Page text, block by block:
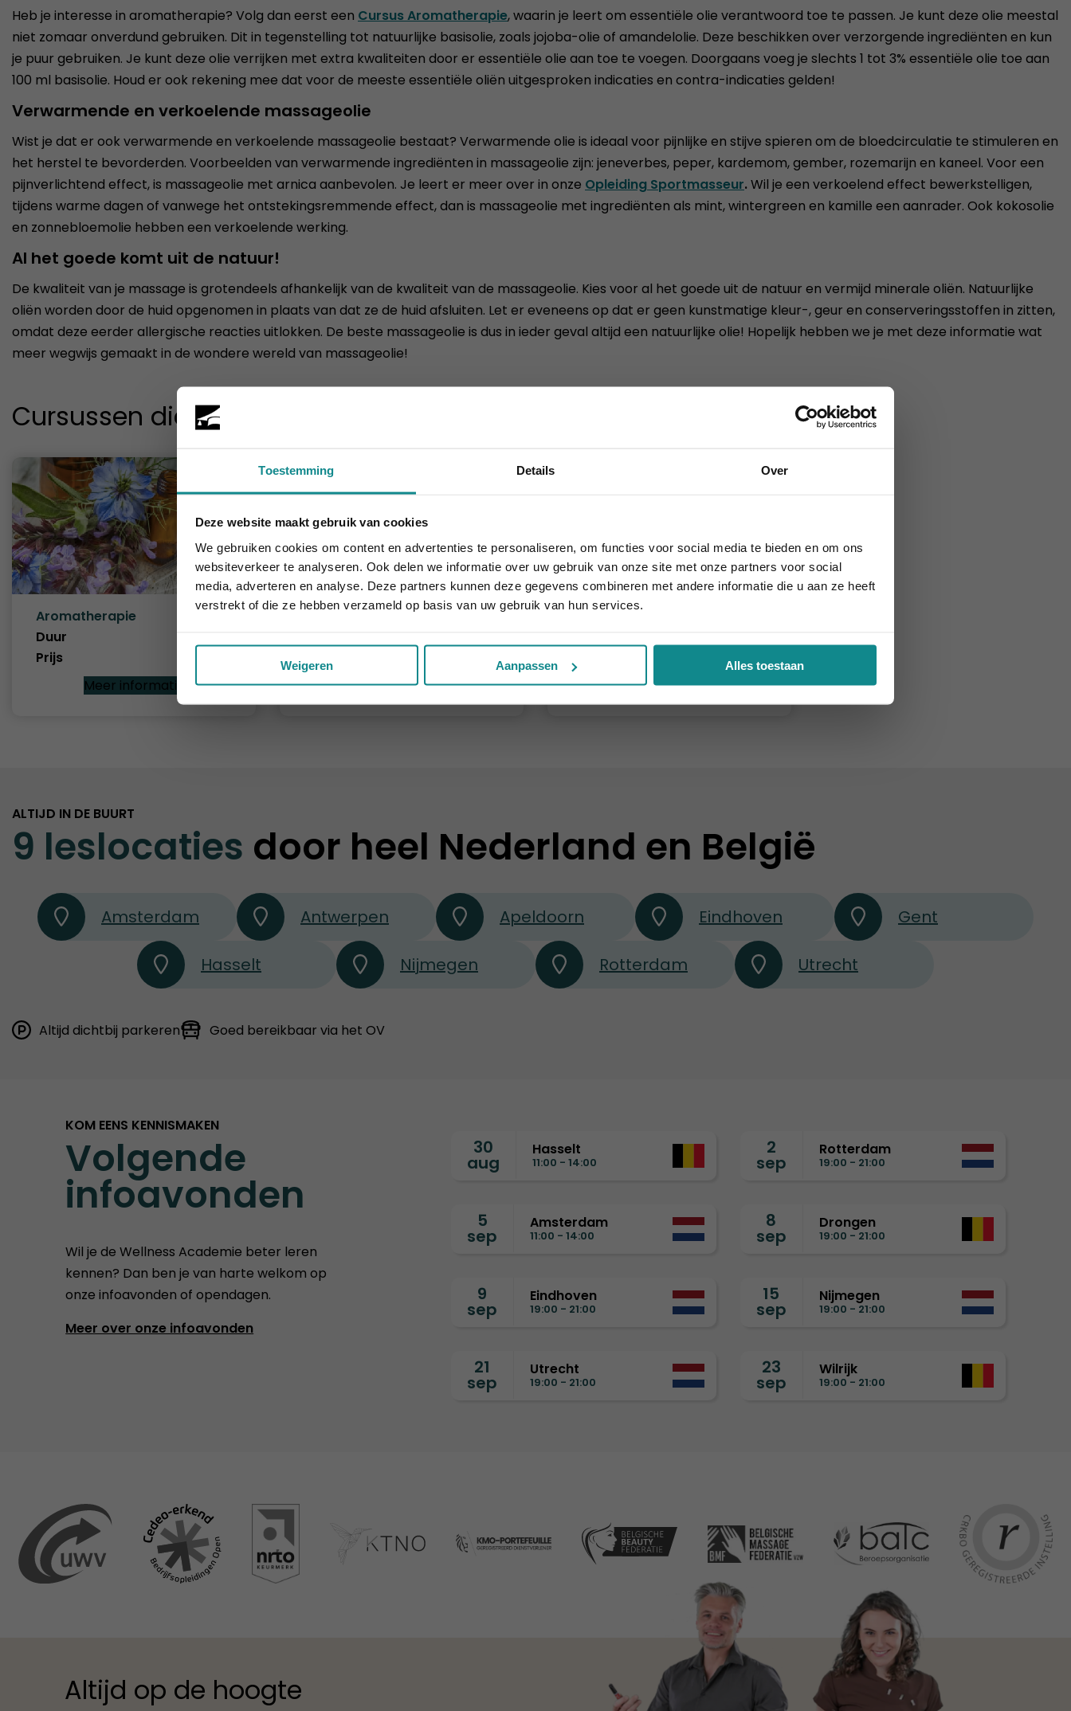
Toestemming Details Over
Deze website maakt gebruik van cookies
We gebruiken cookies om content en advertenties te personaliseren, om functies voor social media te bieden en om ons
websiteverkeer te analyseren. Ook delen we informatie over uw gebruik van onze site met onze partners voor social
media, adverteren en analyse. Deze partners kunnen deze gegevens combineren met andere informatie die u aan ze heeft
verstrekt of die ze hebben verzameld op basis van uw gebruik van hun services.
Weigeren Aanpassen Alles toestaan
Heb je interesse in aromatherapie? Volg dan eerst een Cursus Aromatherapie, waarin je leert om essentiële olie verantwoord toe te passen. Je kunt deze olie meestal
niet zomaar onverdund gebruiken. Dit in tegenstelling tot natuurlijke basisolie, zoals jojoba-olie of amandelolie. Deze beschikken over verzorgende ingrediënten en kun
je puur gebruiken. Je kunt deze olie verrijken met extra kwaliteiten door er essentiële olie aan toe te voegen. Doorgaans voeg je slechts 1 tot 3% essentiële olie toe aan
100 ml basisolie. Houd er ook rekening mee dat voor de meeste essentiële oliën uitgesproken indicaties en contra-indicaties gelden!
Verwarmende en verkoelende massageolie
Wist je dat er ook verwarmende en verkoelende massageolie bestaat? Verwarmende olie is ideaal voor pijnlijke en stijve spieren om de bloedcirculatie te stimuleren en
het herstel te bevorderden. Voorbeelden van verwarmende ingrediënten in massageolie zijn: jeneverbes, peper, kardemom, gember, rozemarijn en kaneel. Voor een
pijnverlichtend effect, is massageolie met arnica aanbevolen. Je leert er meer over in onze Opleiding Sportmasseur.Wil je een verkoelend effect bewerkstelligen,
tijdens warme dagen of vanwege het ontstekingsremmende effect, dan is massageolie met ingrediënten als mint, wintergreen en kamille een aanrader. Ook kokosolie
en zonnebloemolie hebben een verkoelende werking.
Al het goede komt uit de natuur!
De kwaliteit van je massage is grotendeels afhankelijk van de kwaliteit van de massageolie. Kies voor al het goede uit de natuur en vermijd minerale oliën. Natuurlijke
oliën worden door de huid opgenomen in plaats van dat ze de huid afsluiten. Let er eveneens op dat er geen kunstmatige kleur-, geur en conserveringsstoffen in zitten,
omdat deze eerder allergische reacties uitlokken. De beste massageolie is dus in ieder geval altijd een natuurlijke olie! Hopelijk hebben we je met deze informatie wat
meer wegwijs gemaakt in de wondere wereld van massageolie!
Cursussen die je mogelijk ook interesseren
Aromatherapie
Duur
Prijs
Meer informatie
Lomi lomi samudra massage
v.a. € 249
Meer informatie
€ 1.698
Meer informatie
ALTIJD IN DE BUURT
9 leslocaties door heel Nederland en België
Amsterdam Antwerpen Apeldoorn Eindhoven Gent
Hasselt Nijmegen Rotterdam Utrecht
Altijd dichtbij parkeren Goed bereikbaar via het OV
KOM EENS KENNISMAKEN
Volgende
infoavonden
Wil je de Wellness Academie beter leren
kennen? Dan ben je van harte welkom op
onze infoavonden of opendagen.
Meer over onze infoavonden
30
aug
Hasselt
11:00 - 14:00
2
sep
Rotterdam
19:00 - 21:00
5
sep
Amsterdam
11:00 - 14:00
8
sep
Drongen
19:00 - 21:00
9
sep
Eindhoven
19:00 - 21:00
15
sep
Nijmegen
19:00 - 21:00
21
sep
Utrecht
19:00 - 21:00
23
sep
Wilrijk
19:00 - 21:00
Altijd op de hoogte
Laatste week! 10% korting t.e.m. 15 augustus, daarna eindigt de zomeractie definitief.
Sluiten